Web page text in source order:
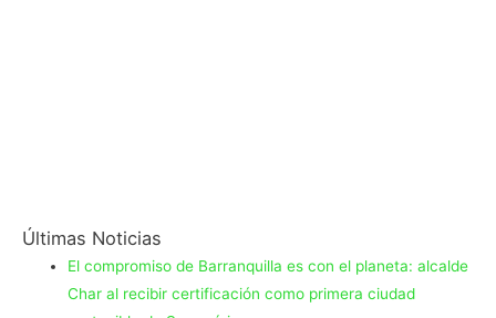
Últimas Noticias
El compromiso de Barranquilla es con el planeta: alcalde
Char al recibir certificación como primera ciudad